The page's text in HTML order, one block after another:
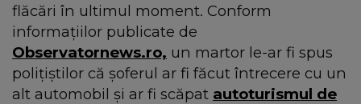
flăcări în ultimul moment. Conform
informațiilor publicate de
Observatornews.ro, un martor le-ar fi spus
polițiștilor că șoferul ar fi făcut întrecere cu un
alt automobil și ar fi scăpat autoturismul de